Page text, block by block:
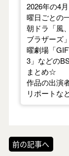
2026年の4
曜日ごとの
朝ドラ「風
ブラザーズ
曜劇場「
3」などの
まとめ☆
作品の出演
リポートな
前の記事へ